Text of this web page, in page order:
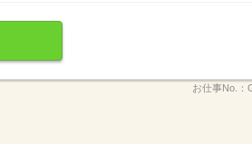
お仕事No.：